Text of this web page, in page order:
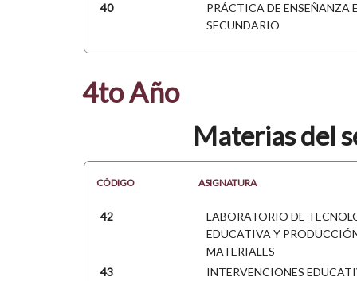
40
PRÁCTICA DE ENSEÑANZA
SECUNDARIO
4to Año
Materias del
CÓDIGO ASIGNATURA
42
LABORATORIO DE
EDUCATIVA Y
MATERIALES
43
INTERVENCIONES